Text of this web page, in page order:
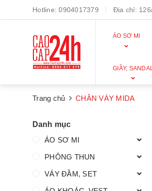
Hotline:0904017379 Địa chỉ:
ÁO SƠ MI
GIẦY,
Trang chủ CHÂN VÁY MIDA
Danh mục
ÁO SƠ MI
PHÔNG THUN
VÁY ĐẦM, SET